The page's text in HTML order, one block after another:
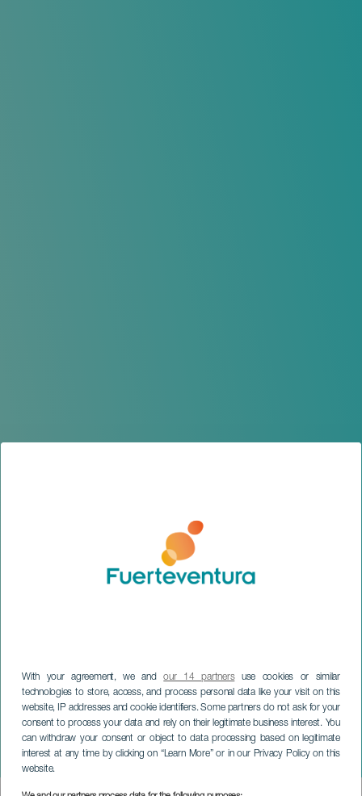
With your agreement, we andour 14 partnersuse cookies or similar
technologies to store, access, and process personal data like your visit on this
website, IP addresses and cookie identifiers. Some partners do not ask for your
consent to process your data and rely on their legitimate business interest. You
can withdraw your consent or object to data processing based on legitimate
interest at any time by clicking on “Learn More” or in our Privacy Policy on this
website.
La Candelaria-
festligheterna
FUERTEVENTURA